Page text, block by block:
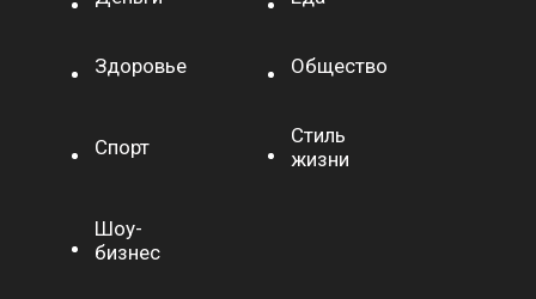
Здоровье Общество
Спорт
Стиль
жизни
Шоу-
бизнес